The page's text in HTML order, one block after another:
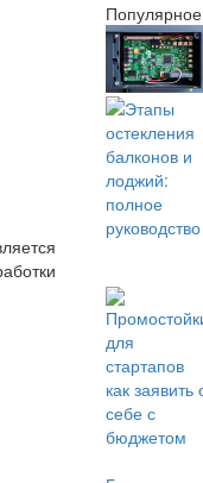
Популярное